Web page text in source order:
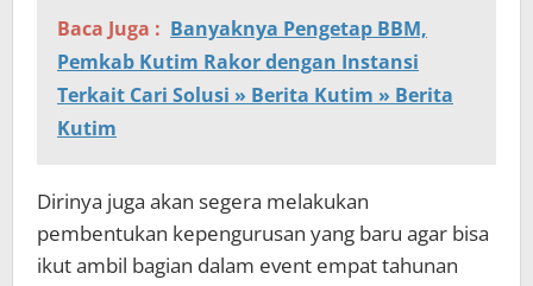
Baca Juga : Banyaknya Pengetap BBM,
Pemkab Kutim Rakor dengan Instansi
Terkait Cari Solusi » Berita Kutim » Berita
Kutim
Dirinya juga akan segera melakukan
pembentukan kepengurusan yang baru agar bisa
ikut ambil bagian dalam event empat tahunan